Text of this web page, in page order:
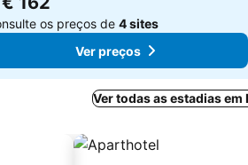
os preços de 4 sites
Ver preços
Ver todas as estadias em